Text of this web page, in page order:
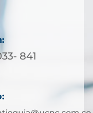
841